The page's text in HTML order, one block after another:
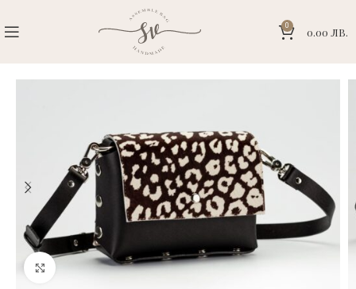
0 0.00 ЛВ.
Click to enlarge